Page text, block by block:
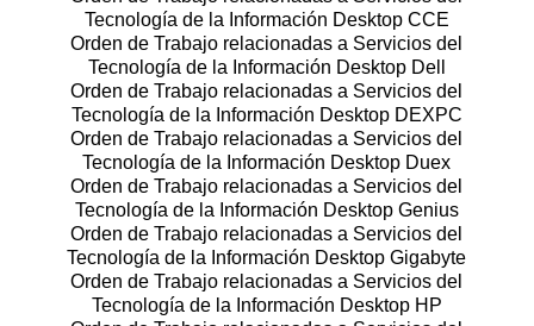
Tecnología de la Información Desktop CCE
Orden de Trabajo relacionadas a Servicios del
Tecnología de la Información Desktop Dell
Orden de Trabajo relacionadas a Servicios del
Tecnología de la Información Desktop DEXPC
Orden de Trabajo relacionadas a Servicios del
Tecnología de la Información Desktop Duex
Orden de Trabajo relacionadas a Servicios del
Tecnología de la Información Desktop Genius
Orden de Trabajo relacionadas a Servicios del
Tecnología de la Información Desktop Gigabyte
Orden de Trabajo relacionadas a Servicios del
Tecnología de la Información Desktop HP